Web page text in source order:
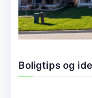
Boligtips og